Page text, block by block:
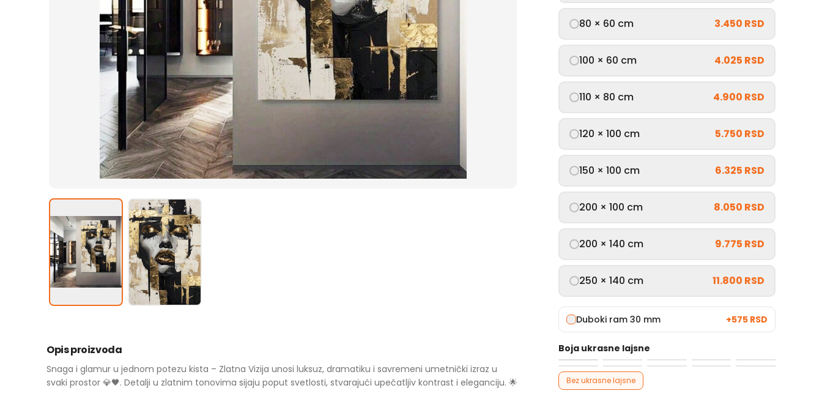
Opis proizvoda
Snaga i glamur u jednom potezu kista – Zlatna Vizija unosi luksuz, dramatiku i savremeni umetnički izraz u
svaki prostor 💎🖤. Detalji u zlatnim tonovima sijaju poput svetlosti, stvarajući upečatljiv kontrast i eleganciju. 🌟
80 × 60 cm 3.450 RSD
100 × 60 cm 4.025 RSD
110 × 80 cm 4.900 RSD
120 × 100 cm 5.750 RSD
150 × 100 cm 6.325 RSD
200 × 100 cm 8.050 RSD
200 × 140 cm 9.775 RSD
250 × 140 cm 11.800 RSD
Duboki ram 30 mm +575 RSD
Boja ukrasne lajsne
Bez ukrasne lajsne